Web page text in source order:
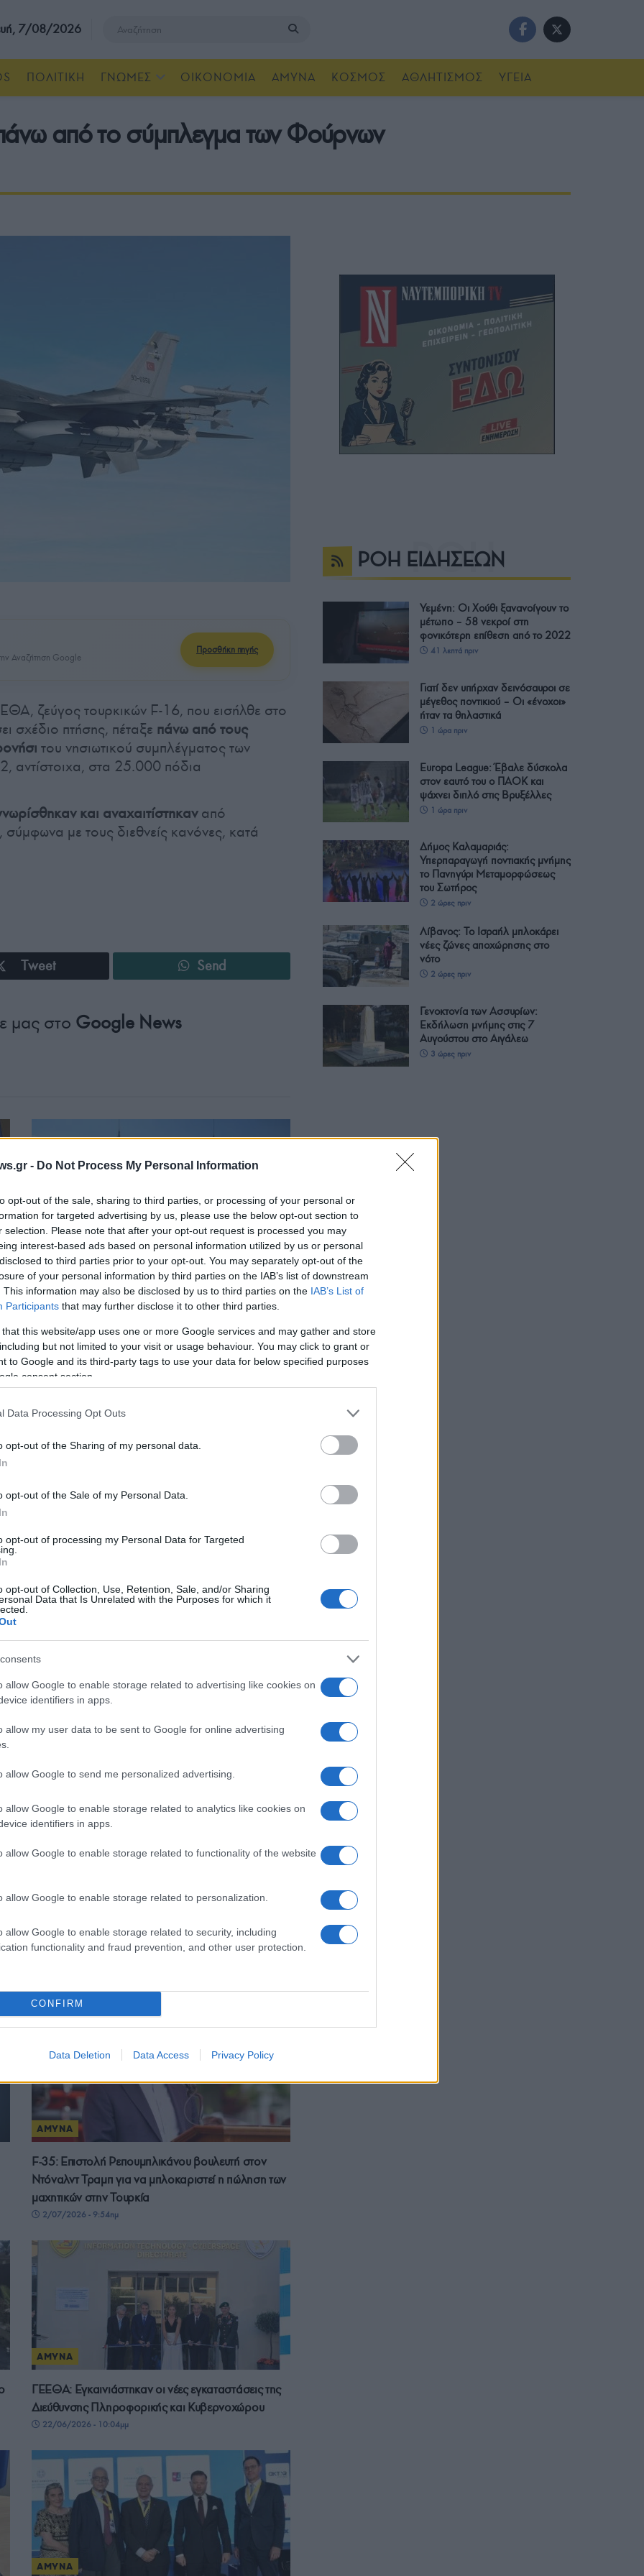
- Do Not Process My Personal Information
opt-out of the sale, sharing to third parties, or processing of your personal or
for targeted advertising by us, please use the below opt-out section to
selection. Please note that after your opt-out request is processed you may
interest-based ads based on personal information utilized by us or personal
to third parties prior to your opt-out. You may separately opt-out of the
of your personal information by third parties on the IAB’s list of downstream
This information may also be disclosed by us to third parties on the IAB’s List of
Participants that may further disclose it to other third parties.
that this website/app uses one or more Google services and may gather and store
but not limited to your visit or usage behaviour. You may click to grant or
to Google and its third-party tags to use your data for below specified purposes
consent section.
Data Processing Opt Outs
opt-out of the Sharing of my personal data.
opt-out of the Sale of my Personal Data.
opt-out of processing my Personal Data for Targeted
opt-out of Collection, Use, Retention, Sale, and/or Sharing
Data that Is Unrelated with the Purposes for which it
allow Google to enable storage related to advertising like cookies on
identifiers in apps.
allow my user data to be sent to Google for online advertising
allow Google to send me personalized advertising.
allow Google to enable storage related to analytics like cookies on
identifiers in apps.
allow Google to enable storage related to functionality of the website
allow Google to enable storage related to personalization.
allow Google to enable storage related to security, including
functionality and fraud prevention, and other user protection.
CONFIRM
Data Deletion Data Access Privacy Policy
7/08/2026
ΠΟΛΙΤΙΚΗ ΓΝΩΜΕΣ ΟΙΚΟΝΟΜΙΑ ΑΜΥΝΑ ΚΟΣΜΟΣ ΑΘΛΗΤΙΣΜΟΣ ΥΓΕΙΑ
από το σύμπλεγμα των Φούρνων
Αναζήτηση Google
Προσθήκη πηγής
ζεύγος τουρκικών F-16, που εισήλθε στο
σχέδιο πτήσης, πέταξε πάνω από τους
του νησιωτικού συμπλέγματος των
αντίστοιχα, στα 25.000 πόδια
και αναχαιτίστηκαναπό
σύμφωνα με τους διεθνείς κανόνες, κατά
Tweet Send
μας στο Google News
ΑΜΥΝΑ
Σαουδική Αραβία: Ελληνική πυροβολαρχία Patriot
κατέρριψε δύο πυραύλους των Χούθι
25/07/2026 - 11:29πμ
ΑΜΥΝΑ
ΚΥΣΕΑ άναψε το «πράσινο φως» για την «Ατζέντα
Τρία χρόνια από τον θάνατο του πιλότου Περικλή
Στεφανίδη – Μνημόσυνο στο Παλαιό Αγιονέρι
ΑΜΥΝΑ
Πώς εκπαιδεύει ο Ελληνικός Στρατός τους νέους
χειριστές drones – Από τον εξομοιωτή στο πεδίο
ΑΜΥΝΑ
F-35: Επιστολή Ρεπουμπλικάνου βουλευτή στον
Ντόναλντ Τραμπ για να μπλοκαριστεί η πώληση των
μαχητικών στην Τουρκία
2/07/2026 - 9:54πμ
ΑΜΥΝΑ
ΓΕΕΘΑ: Εγκαινιάστηκαν οι νέες εγκαταστάσεις της
Διεύθυνσης Πληροφορικής και Κυβερνοχώρου
22/06/2026 - 10:04μμ
ΑΜΥΝΑ
ΡΟΗ ΕΙΔΗΣΕΩΝ
Υεμένη: Οι Χούθι ξανανοίγουν το
μέτωπο – 58 νεκροί στη
φονικότερη επίθεση από το 2022
41 λεπτά πριν
Γιατί δεν υπήρχαν δεινόσαυροι σε
μέγεθος ποντικιού – Οι «ένοχοι»
ήταν τα θηλαστικά
1 ώρα πριν
Europa League: Έβαλε δύσκολα
στον εαυτό του ο ΠΑΟΚ και
ψάχνει διπλό στις Βρυξέλλες
1 ώρα πριν
Δήμος Καλαμαριάς:
Υπερπαραγωγή ποντιακής μνήμης
το Πανηγύρι Μεταμορφώσεως
του Σωτήρος
2 ώρες πριν
Λίβανος: Το Ισραήλ μπλοκάρει
νέες ζώνες αποχώρησης στο
νότο
2 ώρες πριν
Γενοκτονία των Ασσυρίων:
Εκδήλωση μνήμης στις 7
Αυγούστου στο Αιγάλεω
3 ώρες πριν